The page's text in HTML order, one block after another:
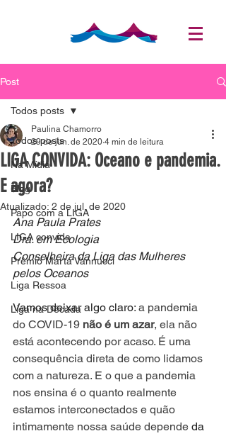
Post
Todos posts
Na Mídia
Blog
Papo com a LIGA
LIGA convida
Prêmio Marta Vannucci
Liga Ressoa
Liga na Década
Todos posts
LIGA CONVIDA: Oceano e pandemia.
E agora?
Paulina Chamorro
29 de jun. de 2020 4 min de leitura
Atualizado: 2 de jul. de 2020
Ana Paula Prates
Dra. em Ecologia
Conselheira da Liga das Mulheres
pelos Oceanos
Vamos deixar algo claro: a pandemia
do COVID-19 não é um azar, ela não
está acontecendo por acaso. É uma
consequência direta de como lidamos
com a natureza. E o que a pandemia
nos ensina é o quanto realmente
estamos interconectados e quão
intimamente nossa saúde depende da